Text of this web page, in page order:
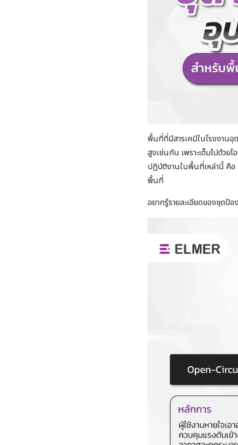
พื้นที่ที่มีสารเคมีในโรงงาน
สูงเช่นกัน เพราะเต็มไปด้วย
ปฏิบัติงานในพื้นที่เหล่านี้ คือ
พื้นที่
อยากรู้รายละเอียดของชุดป้